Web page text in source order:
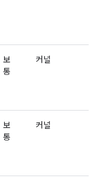
보
통
커널
보
통
커널